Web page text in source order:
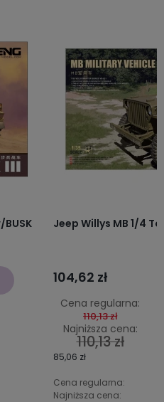
Jeep Willys MB 1/4
104,62 zł
Cena regularna:
110,13 zł
Najniższa cena:
110,13 zł
85,06 zł
Cena regularna:
Najniższa cena: